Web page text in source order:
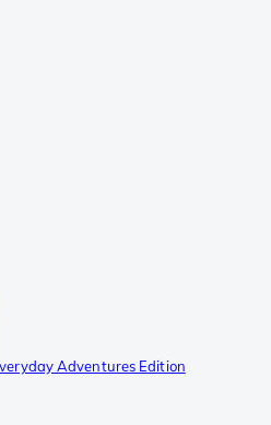
Adventures Edition